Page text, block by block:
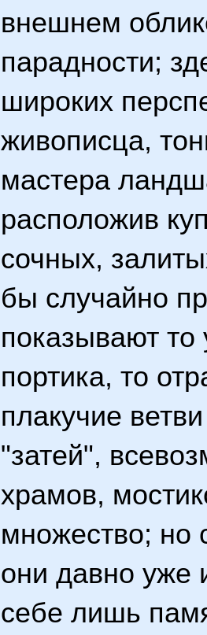
внешнем
парадности;
широких
живописца,
мастера
расположив
сочных,
бы случайно
показывают то
портика, то
плакучие
"затей",
храмов,
множество; но
они давно уже
себе лишь